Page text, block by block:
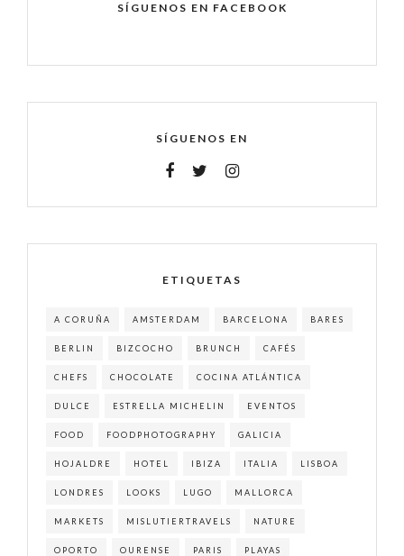
SÍGUENOS EN FACEBOOK
SÍGUENOS EN
ETIQUETAS
A CORUÑA AMSTERDAM BARCELONA BARES
BERLIN BIZCOCHO BRUNCH CAFÉS
CHEFS CHOCOLATE COCINA ATLÁNTICA
DULCE ESTRELLA MICHELIN EVENTOS
FOOD FOODPHOTOGRAPHY GALICIA
HOJALDRE HOTEL IBIZA ITALIA LISBOA
LONDRES LOOKS LUGO MALLORCA
MARKETS MISLUTIERTRAVELS NATURE
OPORTO OURENSE PARIS PLAYAS